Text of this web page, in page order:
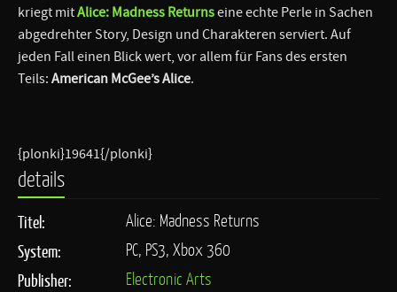
kriegt mitAlice: Madness Returnseine echte Perle in Sachen
abgedrehter Story, Design und Charakteren serviert. Auf
jeden Fall einen Blick wert, vor allem für Fans des ersten
Teils: American McGee’s Alice.
{plonki}19641{/plonki}
details
Titel:
Alice: Madness Returns
System:
PC, PS3, Xbox 360
Publisher:
Electronic Arts